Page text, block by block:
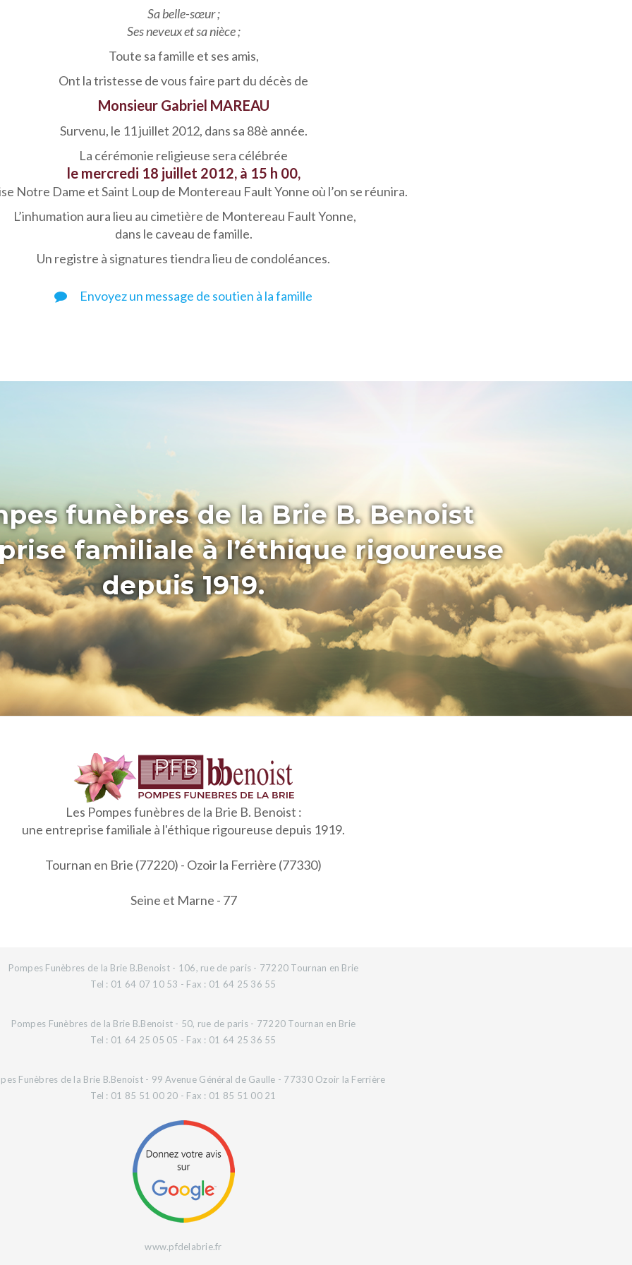
Sa belle-sœur ;
Ses neveux et sa nièce ;
Toute sa famille et ses amis,
Ont la tristesse de vous faire part du décès de
Monsieur Gabriel MAREAU
Survenu, le 11 juillet 2012, dans sa 88è année.
La cérémonie religieuse sera célébrée
le mercredi 18 juillet 2012, à 15 h 00,
Notre Dame et Saint Loup de Montereau Fault Yonne où l’on se réunira.
L’inhumation aura lieu au cimetière de Montereau Fault Yonne,
dans le caveau de famille.
Un registre à signatures tiendra lieu de condoléances.
Envoyez un message de soutien à la famille
funèbres de la Brie B. Benoist
familiale à l’éthique rigoureuse
depuis 1919.
Les Pompes funèbres de la Brie B. Benoist :
une entreprise familiale à l'éthique rigoureuse depuis 1919.
Tournan en Brie (77220) - Ozoir la Ferrière (77330)
Seine et Marne - 77
Pompes Funèbres de la Brie B.Benoist - 106, rue de paris - 77220 Tournan en Brie
Tel : 01 64 07 10 53 - Fax : 01 64 25 36 55
Pompes Funèbres de la Brie B.Benoist - 50, rue de paris - 77220 Tournan en Brie
Tel : 01 64 25 05 05 - Fax : 01 64 25 36 55
Funèbres de la Brie B.Benoist - 99 Avenue Général de Gaulle - 77330 Ozoir la Ferrière
Tel : 01 85 51 00 20 - Fax : 01 85 51 00 21
www.pfdelabrie.fr